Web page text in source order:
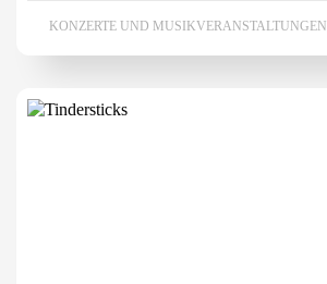
KONZERTE UND MUSIKVERANSTALTUNGEN